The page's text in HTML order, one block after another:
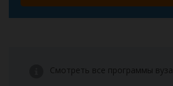
Смотреть все программы вуза